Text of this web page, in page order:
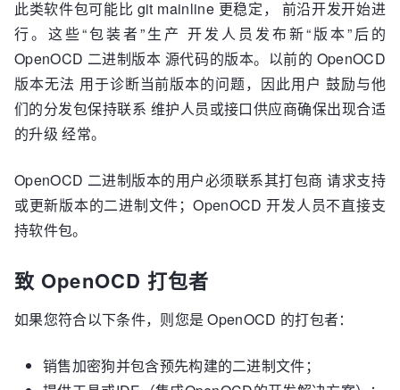
此类软件包可能比 git mainline 更稳定， 前沿开发开始进
行。这些“包装者”生产 开发人员发布新“版本”后的
OpenOCD 二进制版本 源代码的版本。以前的 OpenOCD
版本无法 用于诊断当前版本的问题，因此用户 鼓励与他
们的分发包保持联系 维护人员或接口供应商确保出现合适
的升级 经常。
OpenOCD 二进制版本的用户必须联系其打包商 请求支持
或更新版本的二进制文件；OpenOCD 开发人员不直接支
持软件包。
致 OpenOCD 打包者
如果您符合以下条件，则您是 OpenOCD 的打包者：
销售加密狗并包含预先构建的二进制文件；